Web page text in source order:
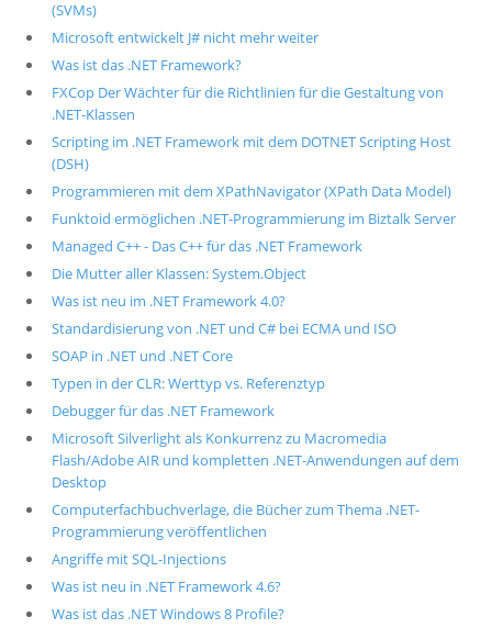
(SVMs)
Microsoft entwickelt J# nicht mehr weiter
Was ist das .NET Framework?
FXCop Der Wächter für die Richtlinien für die Gestaltung von
.NET-Klassen
Scripting im .NET Framework mit dem DOTNET Scripting Host
(DSH)
Programmieren mit dem XPathNavigator (XPath Data Model)
Funktoid ermöglichen .NET-Programmierung im Biztalk Server
Managed C++ - Das C++ für das .NET Framework
Die Mutter aller Klassen: System.Object
Was ist neu im .NET Framework 4.0?
Standardisierung von .NET und C# bei ECMA und ISO
SOAP in .NET und .NET Core
Typen in der CLR: Werttyp vs. Referenztyp
Debugger für das .NET Framework
Microsoft Silverlight als Konkurrenz zu Macromedia
Flash/Adobe AIR und kompletten .NET-Anwendungen auf dem
Desktop
Computerfachbuchverlage, die Bücher zum Thema .NET-
Programmierung veröffentlichen
Angriffe mit SQL-Injections
Was ist neu in .NET Framework 4.6?
Was ist das .NET Windows 8 Profile?